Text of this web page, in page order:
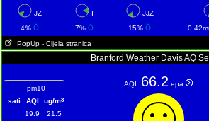
JZ I JJZ
4%
7% 15%
PopUp - Cijela stranica
Branford Weather Davis AQ
pm10
sati
AQI ug/m3
19.9
21.5
AQI: 66.2 epa